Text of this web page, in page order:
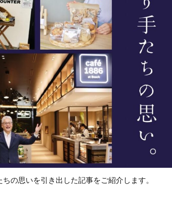
の思いを引き出した記事をご紹介します。